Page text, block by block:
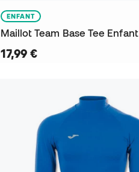
ENFANT
Maillot Team Base Tee Enfant
17,99 €